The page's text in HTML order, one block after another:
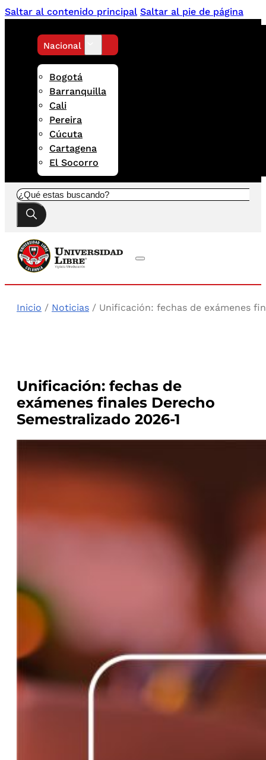
Saltar al contenido principal Saltar al pie de página
Nacional
Bogotá
Barranquilla
Cali
Pereira
Cúcuta
Cartagena
El Socorro
Buscar
Inicio / Noticias / Unificación: fechas de exámenes
Unificación: fechas de
exámenes finales Derecho
Semestralizado 2026-1